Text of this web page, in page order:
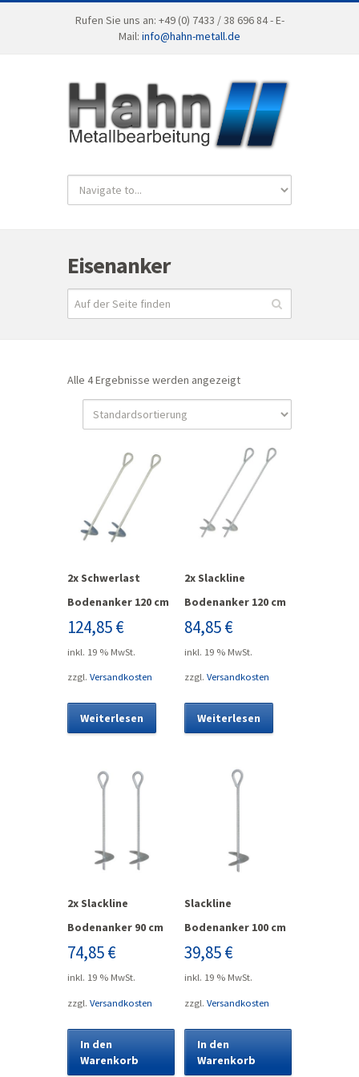
Rufen Sie uns an: +49 (0) 7433 / 38 696 84 - E-
Mail: info@hahn-metall.de
Eisenanker
Alle 4 Ergebnisse werden angezeigt
2x Schwerlast
Bodenanker 120 cm
124,85€
inkl. 19 % MwSt.
zzgl. Versandkosten
Weiterlesen
2x Slackline
Bodenanker 120 cm
84,85€
inkl. 19 % MwSt.
zzgl. Versandkosten
Weiterlesen
2x Slackline
Bodenanker 90 cm
74,85€
inkl. 19 % MwSt.
zzgl. Versandkosten
In den
Warenkorb
Slackline
Bodenanker 100 cm
39,85€
inkl. 19 % MwSt.
zzgl. Versandkosten
In den
Warenkorb